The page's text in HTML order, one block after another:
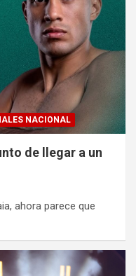
NACIONAL
de llegar a un
ahora parece que